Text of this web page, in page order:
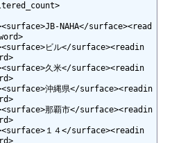
NAHA</surface><read
ビル</surface><readin
久米</surface><readin
沖縄県</surface><readin
那覇市</surface><readin
１４</surface><readin